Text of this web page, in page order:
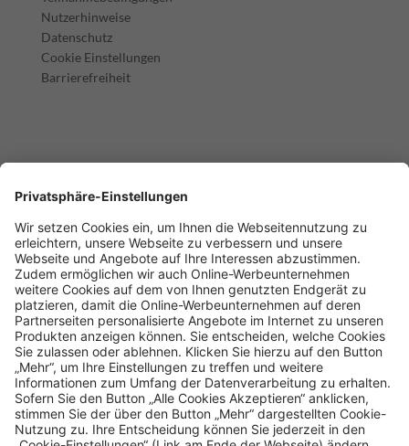
Nutzerhinweise
Datenschutz
Cookie Einstellungen
Barrierefreiheit